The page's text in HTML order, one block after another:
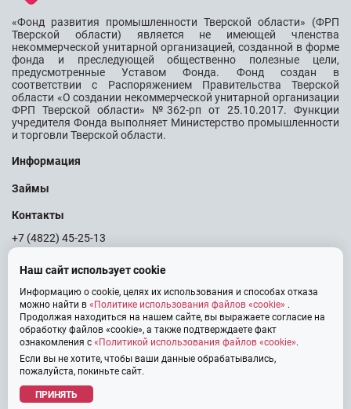
«Фонд развития промышленности Тверской области» (ФРП
Тверской области) является не имеющей членства
некоммерческой унитарной организацией, созданной в форме
фонда и преследующей общественно полезные цели,
предусмотренные Уставом Фонда. Фонд создан в
соответствии с Распоряжением Правительства Тверской
области «О создании некоммерческой унитарной организации
ФРП Тверской области» №362-рп от 25.10.2017. Функции
учредителя Фонда выполняет Министерство промышленности
и торговли Тверской области.
Информация
Займы
Контакты
+7 (4822) 45-25-13
Тверь, Проспект Победы, дом 14, Центр «Мой бизнес»
© 2026 Фонд Развития Промышленности Тверской области
Политика использования файлов «cookie»
Политика обработки персональных данных
Наш сайт использует cookie
Информацию о cookie, целях их использования и способах отказа
можно найти в «Политике использования файлов «cookie» .
Продолжая находиться на нашем сайте, вы выражаете согласие на
обработку файлов «cookie», а также подтверждаете факт
ознакомления с «Политикой использования файлов «cookie».
Если вы не хотите, чтобы ваши данные обрабатывались,
пожалуйста, покиньте сайт.
ПРИНЯТЬ